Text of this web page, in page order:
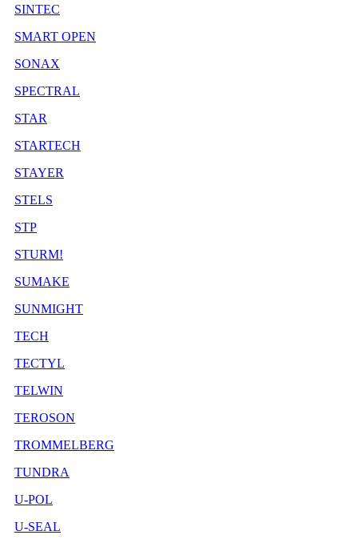
SINTEC
SMART OPEN
SONAX
SPECTRAL
STAR
STARTECH
STAYER
STELS
STP
STURM!
SUMAKE
SUNMIGHT
TECH
TECTYL
TELWIN
TEROSON
TROMMELBERG
TUNDRA
U-POL
U-SEAL